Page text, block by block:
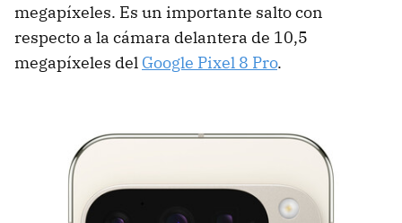
megapíxeles. Es un importante salto con
respecto a la cámara delantera de 10,5
megapíxeles del Google Pixel 8 Pro.